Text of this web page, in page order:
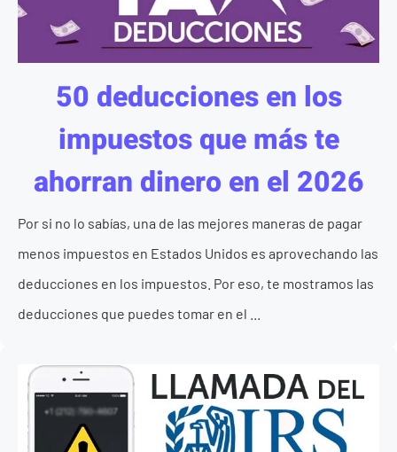
50 deducciones en los
impuestos que más te
ahorran dinero en el 2026
Por si no lo sabías, una de las mejores maneras de pagar
menos impuestos en Estados Unidos es aprovechando las
deducciones en los impuestos. Por eso, te mostramos las
deducciones que puedes tomar en el ...